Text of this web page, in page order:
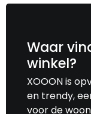
Waar
winkel?
XOOON is
en trendy,
voor de